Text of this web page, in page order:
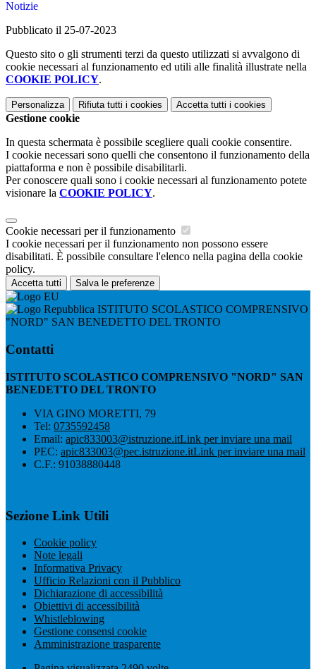
Notizie
Pubblicato il 25-07-2023
Questo sito o gli strumenti terzi da questo utilizzati si avvalgono di
cookie necessari al funzionamento ed utili alle finalità illustrate nella
COOKIE POLICY.
Personalizza Rifiuta tutti i cookies Accetta tutti i cookies
Gestione cookie
In questa schermata è possibile scegliere quali cookie consentire.
I cookie necessari sono quelli che consentono il funzionamento della
piattaforma e non è possibile disabilitarli.
Per conoscere quali sono i cookie necessari al funzionamento potete
visionare la COOKIE POLICY.
Cookie necessari per il funzionamento
I cookie necessari per il funzionamento non possono essere
disabilitati. È possibile consultare l'elenco nella pagina della cookie
policy.
Accetta tutti Salva le preferenze
ISTITUTO SCOLASTICO COMPRENSIVO
"NORD" SAN BENEDETTO DEL TRONTO
Contatti
ISTITUTO SCOLASTICO COMPRENSIVO "NORD" SAN
BENEDETTO DEL TRONTO
VIA GINO MORETTI, 79
Tel: 0735592458
Email: apic833003@istruzione.itLink per inviare una mail
PEC: apic833003@pec.istruzione.itLink per inviare una mail
C.F.: 91038880448
Sezione Link Utili
Cookie policy
Note legali
Informativa Privacy
Ufficio Relazioni con il Pubblico
Dichiarazione di accessibilità
Obiettivi di accessibilità
Whistleblowing
Gestione consensi cookie
Amministrazione trasparente